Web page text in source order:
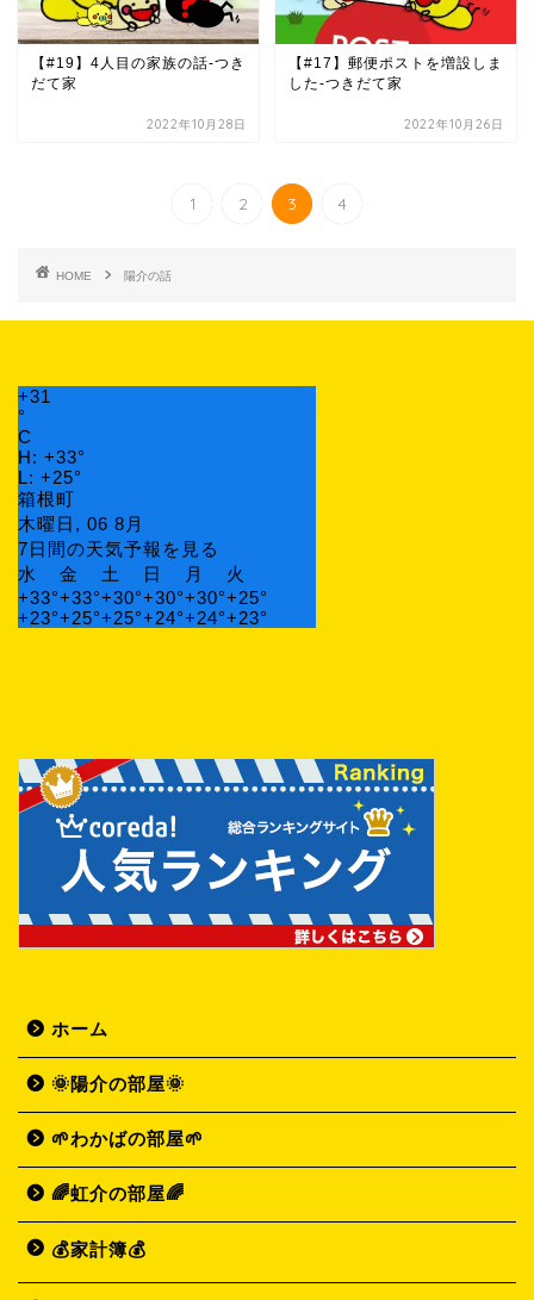
【#19】4人目の家族の話-つき
だて家
2022年10月28日
【#17】郵便ポストを増設しま
した-つきだて家
2022年10月26日
1 2 3 4
HOME 陽介の話
+31
°
C
H: +33°
L: +25°
箱根町
木曜日, 06 8月
7日間の天気予報を見る
水
金 土 日 月
火
+33°+33°+30°+30°+30°+25°
+23°+25°+25°+24°+24°+23°
ホーム
🌞陽介の部屋🌞
🌱わかばの部屋🌱
🌈虹介の部屋🌈
💰家計簿💰